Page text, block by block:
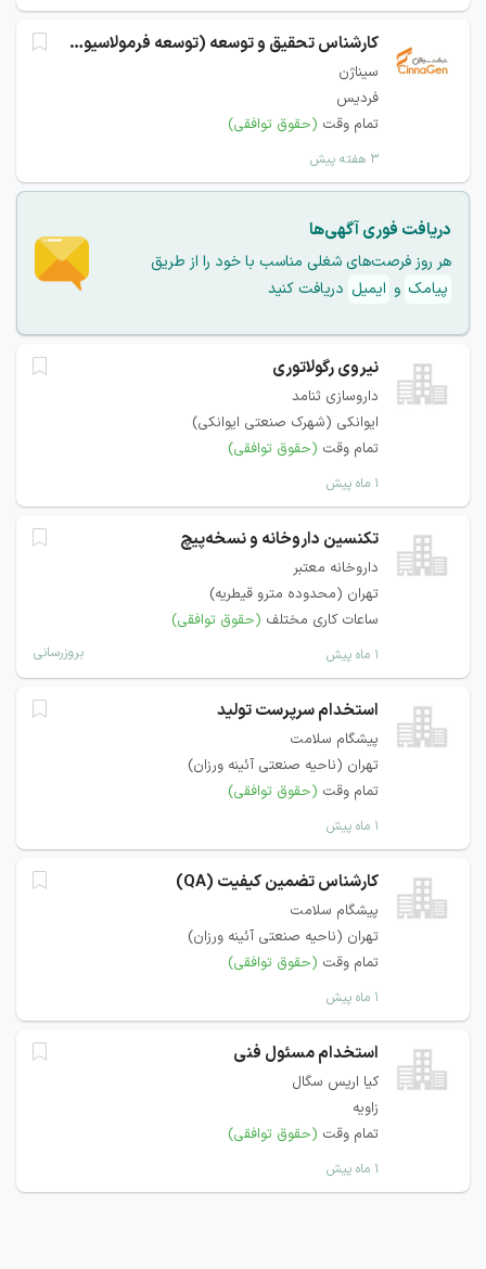
کارشناس تحقیق و توسعه (توسعه فرمولاسیون)
سیناژن
فردیس
تمام وقت (حقوق توافقی)
۳ هفته پیش
دریافت فوری آگهی‌ها
هر روز فرصت‌های شغلی مناسب با خود را از طریق
پیامک و ایمیل دریافت کنید
نیروی رگولاتوری
داروسازی ثنامد
ایوانکی (شهرک صنعتی ایوانکی)
تمام وقت (حقوق توافقی)
۱ ماه پیش
تکنسین داروخانه و نسخه‌پیچ
داروخانه معتبر
تهران (محدوده مترو قیطریه)
ساعات کاری مختلف (حقوق توافقی)
۱ ماه پیش بروزرسانی
استخدام سرپرست تولید
پیشگام سلامت
تهران (ناحیه صنعتی آئینه ورزان)
تمام وقت (حقوق توافقی)
۱ ماه پیش
کارشناس تضمین کیفیت (QA)
پیشگام سلامت
تهران (ناحیه صنعتی آئینه ورزان)
تمام وقت (حقوق توافقی)
۱ ماه پیش
استخدام مسئول فنی
کیا اریس سگال
زاویه
تمام وقت (حقوق توافقی)
۱ ماه پیش